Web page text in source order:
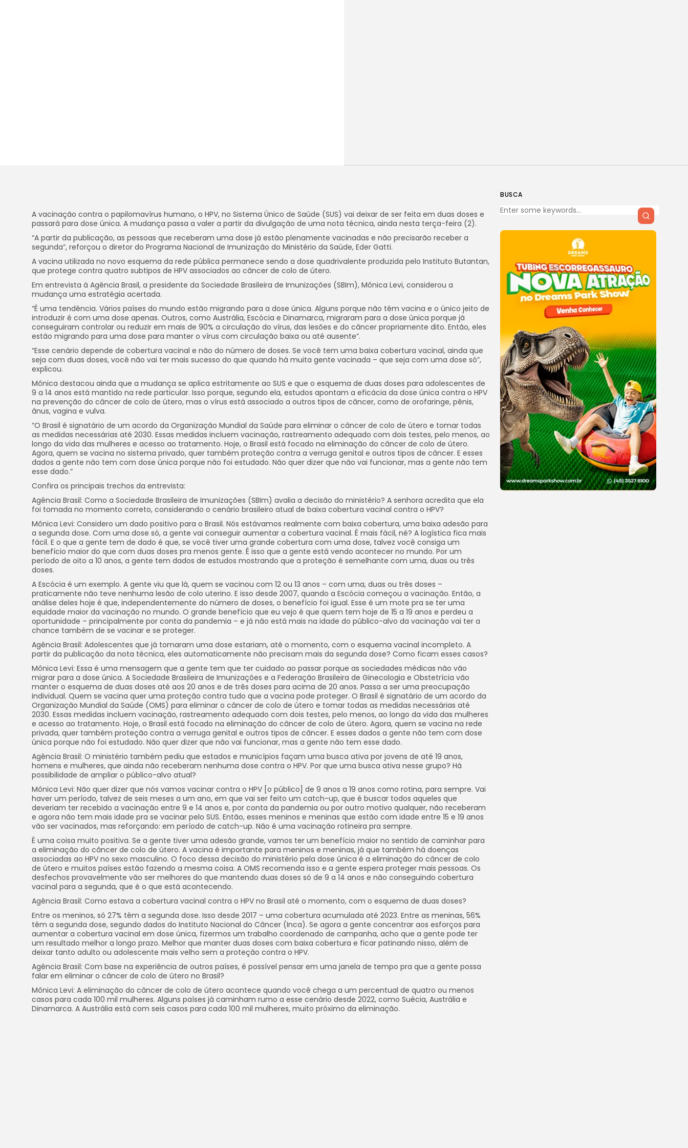
BUSCA
A vacinação contra o papilomavírus humano, o HPV, no Sistema Único de Saúde (SUS) vai deixar de ser feita em duas doses e
passará para dose única. A mudança passa a valer a partir da divulgação de uma nota técnica, ainda nesta terça-feira (2).
“A partir da publicação, as pessoas que receberam uma dose já estão plenamente vacinadas e não precisarão receber a
segunda”, reforçou o diretor do Programa Nacional de Imunização do Ministério da Saúde, Eder Gatti.
A vacina utilizada no novo esquema da rede pública permanece sendo a dose quadrivalente produzida pelo Instituto Butantan,
que protege contra quatro subtipos de HPV associados ao câncer de colo de útero.
Em entrevista à Agência Brasil, a presidente da Sociedade Brasileira de Imunizações (SBIm), Mônica Levi, considerou a
mudança uma estratégia acertada.
“É uma tendência. Vários países do mundo estão migrando para a dose única. Alguns porque não têm vacina e o único jeito de
introduzir é com uma dose apenas. Outros, como Austrália, Escócia e Dinamarca, migraram para a dose única porque já
conseguiram controlar ou reduzir em mais de 90% a circulação do vírus, das lesões e do câncer propriamente dito. Então, eles
estão migrando para uma dose para manter o vírus com circulação baixa ou até ausente”.
“Esse cenário depende de cobertura vacinal e não do número de doses. Se você tem uma baixa cobertura vacinal, ainda que
seja com duas doses, você não vai ter mais sucesso do que quando há muita gente vacinada – que seja com uma dose só”,
explicou.
Mônica destacou ainda que a mudança se aplica estritamente ao SUS e que o esquema de duas doses para adolescentes de
9 a 14 anos está mantido na rede particular. Isso porque, segundo ela, estudos apontam a eficácia da dose única contra o HPV
na prevenção do câncer de colo de útero, mas o vírus está associado a outros tipos de câncer, como de orofaringe, pênis,
ânus, vagina e vulva.
“O Brasil é signatário de um acordo da Organização Mundial da Saúde para eliminar o câncer de colo de útero e tomar todas
as medidas necessárias até 2030. Essas medidas incluem vacinação, rastreamento adequado com dois testes, pelo menos, ao
longo da vida das mulheres e acesso ao tratamento. Hoje, o Brasil está focado na eliminação do câncer de colo de útero.
Agora, quem se vacina no sistema privado, quer também proteção contra a verruga genital e outros tipos de câncer. E esses
dados a gente não tem com dose única porque não foi estudado. Não quer dizer que não vai funcionar, mas a gente não tem
esse dado.”
Confira os principais trechos da entrevista:
Agência Brasil: Como a Sociedade Brasileira de Imunizações (SBIm) avalia a decisão do ministério? A senhora acredita que ela
foi tomada no momento correto, considerando o cenário brasileiro atual de baixa cobertura vacinal contra o HPV?
Mônica Levi: Considero um dado positivo para o Brasil. Nós estávamos realmente com baixa cobertura, uma baixa adesão para
a segunda dose. Com uma dose só, a gente vai conseguir aumentar a cobertura vacinal. É mais fácil, né? A logística fica mais
fácil. E o que a gente tem de dado é que, se você tiver uma grande cobertura com uma dose, talvez você consiga um
benefício maior do que com duas doses pra menos gente. É isso que a gente está vendo acontecer no mundo. Por um
período de oito a 10 anos, a gente tem dados de estudos mostrando que a proteção é semelhante com uma, duas ou três
doses.
A Escócia é um exemplo. A gente viu que lá, quem se vacinou com 12 ou 13 anos – com uma, duas ou três doses –
praticamente não teve nenhuma lesão de colo uterino. E isso desde 2007, quando a Escócia começou a vacinação. Então, a
análise deles hoje é que, independentemente do número de doses, o benefício foi igual. Esse é um mote pra se ter uma
equidade maior da vacinação no mundo. O grande benefício que eu vejo é que quem tem hoje de 15 a 19 anos e perdeu a
oportunidade – principalmente por conta da pandemia – e já não está mais na idade do público-alvo da vacinação vai ter a
chance também de se vacinar e se proteger.
Agência Brasil: Adolescentes que já tomaram uma dose estariam, até o momento, com o esquema vacinal incompleto. A
partir da publicação da nota técnica, eles automaticamente não precisam mais da segunda dose? Como ficam esses casos?
Mônica Levi: Essa é uma mensagem que a gente tem que ter cuidado ao passar porque as sociedades médicas não vão
migrar para a dose única. A Sociedade Brasileira de Imunizações e a Federação Brasileira de Ginecologia e Obstetrícia vão
manter o esquema de duas doses até aos 20 anos e de três doses para acima de 20 anos. Passa a ser uma preocupação
individual. Quem se vacina quer uma proteção contra tudo que a vacina pode proteger. O Brasil é signatário de um acordo da
Organização Mundial da Saúde (OMS) para eliminar o câncer de colo de útero e tomar todas as medidas necessárias até
2030. Essas medidas incluem vacinação, rastreamento adequado com dois testes, pelo menos, ao longo da vida das mulheres
e acesso ao tratamento. Hoje, o Brasil está focado na eliminação do câncer de colo de útero. Agora, quem se vacina na rede
privada, quer também proteção contra a verruga genital e outros tipos de câncer. E esses dados a gente não tem com dose
única porque não foi estudado. Não quer dizer que não vai funcionar, mas a gente não tem esse dado.
Agência Brasil: O ministério também pediu que estados e municípios façam uma busca ativa por jovens de até 19 anos,
homens e mulheres, que ainda não receberam nenhuma dose contra o HPV. Por que uma busca ativa nesse grupo? Há
possibilidade de ampliar o público-alvo atual?
Mônica Levi: Não quer dizer que nós vamos vacinar contra o HPV [o público] de 9 anos a 19 anos como rotina, para sempre. Vai
haver um período, talvez de seis meses a um ano, em que vai ser feito um catch-up, que é buscar todos aqueles que
deveriam ter recebido a vacinação entre 9 e 14 anos e, por conta da pandemia ou por outro motivo qualquer, não receberam
e agora não tem mais idade pra se vacinar pelo SUS. Então, esses meninos e meninas que estão com idade entre 15 e 19 anos
vão ser vacinados, mas reforçando: em período de catch-up. Não é uma vacinação rotineira pra sempre.
É uma coisa muito positiva. Se a gente tiver uma adesão grande, vamos ter um benefício maior no sentido de caminhar para
a eliminação do câncer de colo de útero. A vacina é importante para meninos e meninas, já que também há doenças
associadas ao HPV no sexo masculino. O foco dessa decisão do ministério pela dose única é a eliminação do câncer de colo
de útero e muitos países estão fazendo a mesma coisa. A OMS recomenda isso e a gente espera proteger mais pessoas. Os
desfechos provavelmente vão ser melhores do que mantendo duas doses só de 9 a 14 anos e não conseguindo cobertura
vacinal para a segunda, que é o que está acontecendo.
Agência Brasil: Como estava a cobertura vacinal contra o HPV no Brasil até o momento, com o esquema de duas doses?
Entre os meninos, só 27% têm a segunda dose. Isso desde 2017 – uma cobertura acumulada até 2023. Entre as meninas, 56%
têm a segunda dose, segundo dados do Instituto Nacional do Câncer (Inca). Se agora a gente concentrar aos esforços para
aumentar a cobertura vacinal em dose única, fizermos um trabalho coordenado de campanha, acho que a gente pode ter
um resultado melhor a longo prazo. Melhor que manter duas doses com baixa cobertura e ficar patinando nisso, além de
deixar tanto adulto ou adolescente mais velho sem a proteção contra o HPV.
Agência Brasil: Com base na experiência de outros países, é possível pensar em uma janela de tempo pra que a gente possa
falar em eliminar o câncer de colo de útero no Brasil?
Mônica Levi: A eliminação do câncer de colo de útero acontece quando você chega a um percentual de quatro ou menos
casos para cada 100 mil mulheres. Alguns países já caminham rumo a esse cenário desde 2022, como Suécia, Austrália e
Dinamarca. A Austrália está com seis casos para cada 100 mil mulheres, muito próximo da eliminação.